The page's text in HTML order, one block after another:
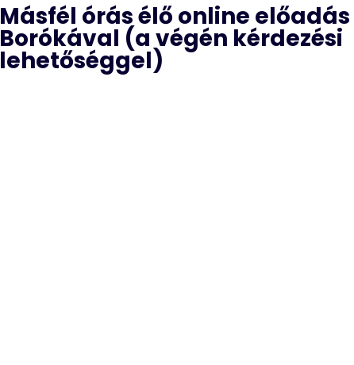
Másfél órás élő online
Borókával (a végén kérdezési
lehetőséggel)